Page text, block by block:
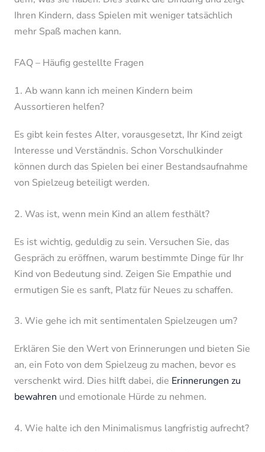
Ihren Kindern, dass Spielen mit weniger tatsächlich
mehr Spaß machen kann.
FAQ – Häufig gestellte Fragen
1. Ab wann kann ich meinen Kindern beim
Aussortieren helfen?
Es gibt kein festes Alter, vorausgesetzt, Ihr Kind zeigt
Interesse und Verständnis. Schon Vorschulkinder
können durch das Spielen bei einer Bestandsaufnahme
von Spielzeug beteiligt werden.
2. Was ist, wenn mein Kind an allem festhält?
Es ist wichtig, geduldig zu sein. Versuchen Sie, das
Gespräch zu eröffnen, warum bestimmte Dinge für Ihr
Kind von Bedeutung sind. Zeigen Sie Empathie und
ermutigen Sie es sanft, Platz für Neues zu schaffen.
3. Wie gehe ich mit sentimentalen Spielzeugen um?
Erklären Sie den Wert von Erinnerungen und bieten Sie
an, ein Foto von dem Spielzeug zu machen, bevor es
verschenkt wird. Dies hilft dabei, die Erinnerungen zu
bewahren und emotionale Hürde zu nehmen.
4. Wie halte ich den Minimalismus langfristig aufrecht?